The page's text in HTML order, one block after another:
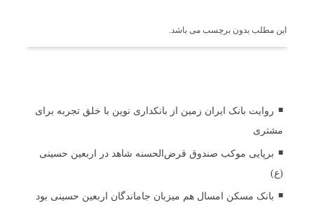
این مطلب بدون برچسب می باشد.
روایت بانک ایران زمین از بانکداری نوین با خلق تجربه برای
مشتری
برپایی موکب صندوق قرض‌الحسنه شاهد در اربعین حسینی
(ع)
بانک مسکن امسال هم میزبان جاماندگان اربعین حسینی بود